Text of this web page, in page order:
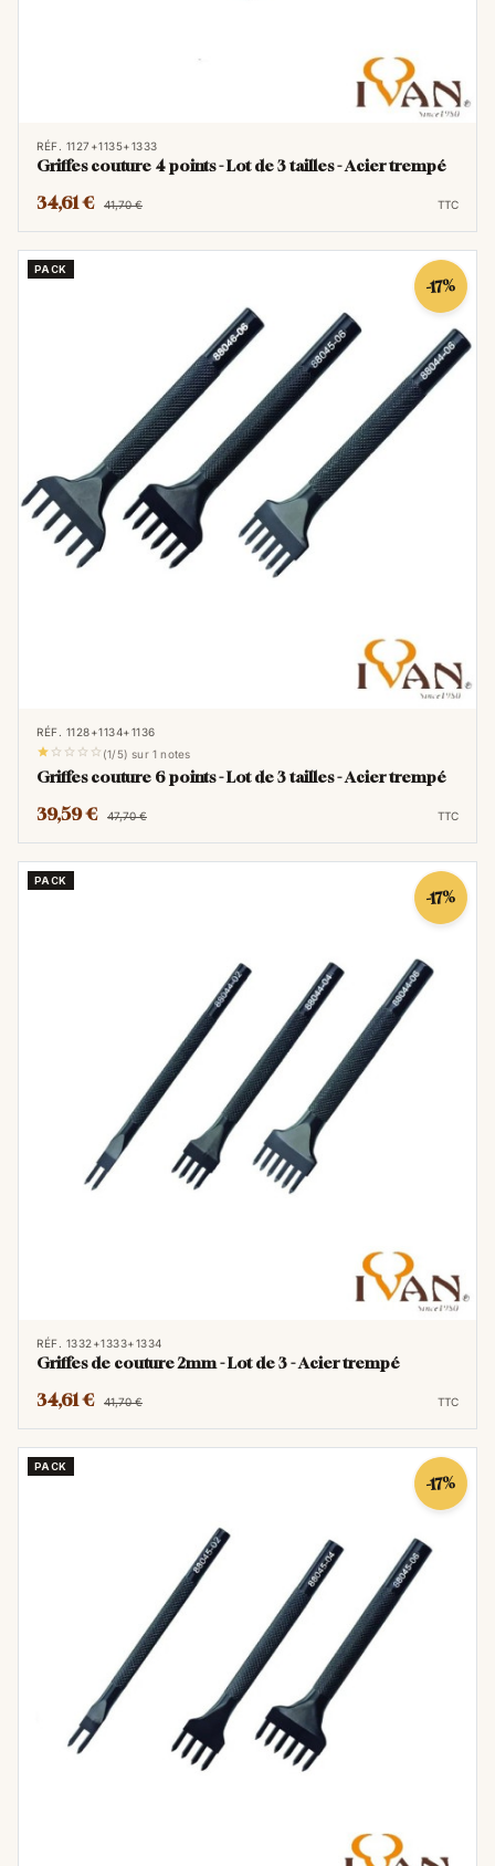
RÉF. 1127+1135+1333
Griffes couture 4 points - Lot de 3 tailles - Acier trempé
34,61 € 41,70 € TTC
PACK
-17%
RÉF. 1128+1134+1136
     (1/5) sur 1 notes
Griffes couture 6 points - Lot de 3 tailles - Acier trempé
39,59 € 47,70 € TTC
PACK
-17%
RÉF. 1332+1333+1334
Griffes de couture 2mm - Lot de 3 - Acier trempé
34,61 € 41,70 € TTC
PACK
-17%